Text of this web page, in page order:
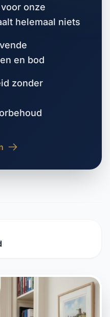
onze
helemaal niets
en bod
zonder